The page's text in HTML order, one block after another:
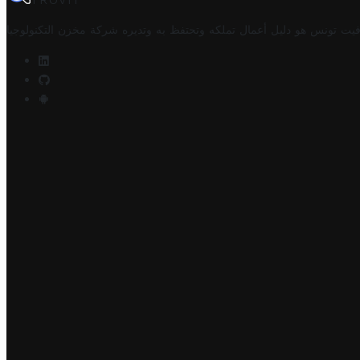
تونس هو دليل أعمال تملكه وتحتفظ به وتديره شركة مخزن التكنولوجيا